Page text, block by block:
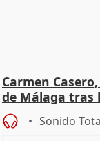
Carmen
de Málaga tras
Sonido